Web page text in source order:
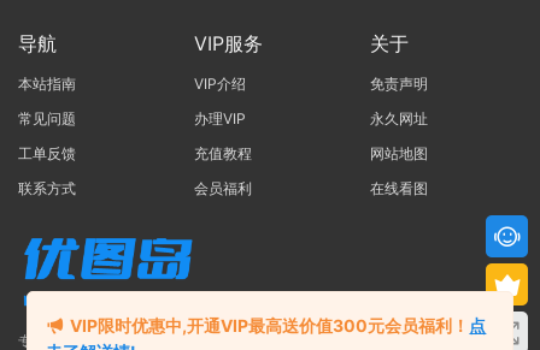
导航
本站指南
常见问题
工单反馈
联系方式
VIP服务
VIP介绍
办理VIP
充值教程
会员福利
关于
免责声明
永久网址
网站地图
在线看图
专注于写真合集打包的网站
VIP限时优惠中,开通VIP最高送价值300元会员福利！ 点